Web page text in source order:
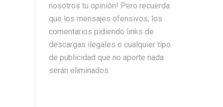
nosotros tu opinión! Pero recuerda
que los mensajes ofensivos, los
comentarios pidiendo links de
descargas ilegales o cualquier tipo
de publicidad que no aporte nada
serán eliminados.